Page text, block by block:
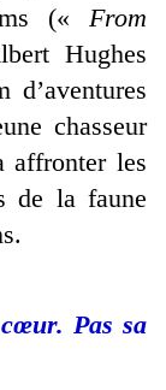
(« From
Hughes
chasseur
affronter les
de la faune
Pas sa